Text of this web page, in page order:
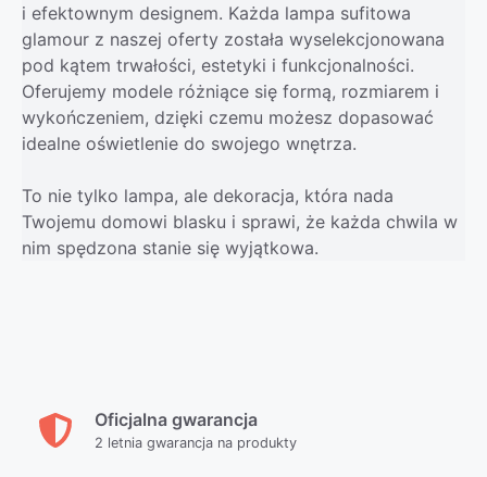
i efektownym designem. Każda lampa sufitowa
glamour z naszej oferty została wyselekcjonowana
pod kątem trwałości, estetyki i funkcjonalności.
Oferujemy modele różniące się formą, rozmiarem i
wykończeniem, dzięki czemu możesz dopasować
idealne oświetlenie do swojego wnętrza.
To nie tylko lampa, ale dekoracja, która nada
Twojemu domowi blasku i sprawi, że każda chwila w
nim spędzona stanie się wyjątkowa.
Oficjalna gwarancja
2 letnia gwarancja na produkty